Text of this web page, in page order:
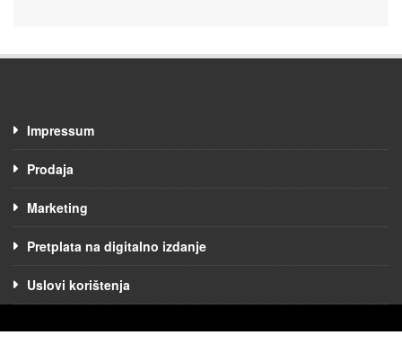
Impressum
Prodaja
Marketing
Pretplata na digitalno izdanje
Uslovi korištenja